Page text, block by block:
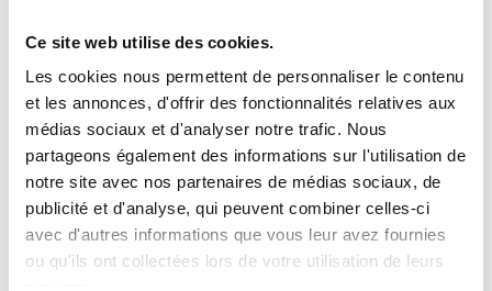
Ce site web utilise des cookies.
Les cookies nous permettent de personnaliser le contenu
et les annonces, d'offrir des fonctionnalités relatives aux
médias sociaux et d'analyser notre trafic. Nous
partageons également des informations sur l'utilisation de
notre site avec nos partenaires de médias sociaux, de
publicité et d'analyse, qui peuvent combiner celles-ci
avec d'autres informations que vous leur avez fournies
ou qu'ils ont collectées lors de votre utilisation de leurs
Dernière actualité